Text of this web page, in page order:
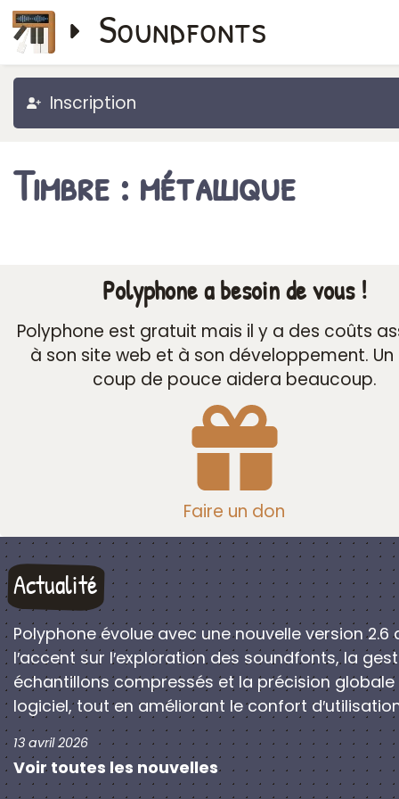
Soundfonts
Inscription
Timbre : métallique
Polyphone a besoin de vous !
Polyphone est gratuit mais il y a des coûts
à son site web et à son développement.
coup de pouce aidera beaucoup.
Faire un don
Actualité
Polyphone évolue avec une nouvelle version 2.6
l′accent sur l′exploration des soundfonts, la
échantillons compressés et la précision globale
logiciel, tout en améliorant le confort
13 avril 2026
Voir toutes les nouvelles